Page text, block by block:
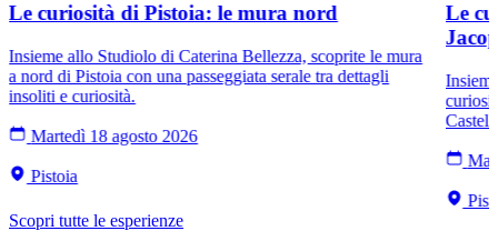
Le curiosità di Pistoia: le mura nord
Insieme allo Studiolo di Caterina Bellezza, scoprite le mura
a nord di Pistoia con una passeggiata serale tra dettagli
insoliti e curiosità.
Martedì 18 agosto 2026
Pistoia
Le
Scopri tutte le esperienze